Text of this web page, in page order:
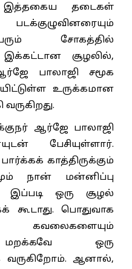
இத்தகைய தடைகள்
சோகத்தில்
சூழலில்,
பாலாஜி சமூக
உருக்கமான
ஆர்ஜே பாலாஜி
பேசியுள்ளார்.
காத்திருக்கும்
நான் மன்னிப்பு
இப்படி ஒரு சூழல்
கூடாது. பொதுவாக
மறக்கவே ஒரு
வருகிறோம். ஆனால்,